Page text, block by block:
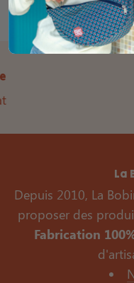
Appelez-
La
Depuis 2010, La
proposer des
Fabrication